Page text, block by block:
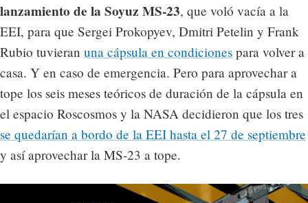
lanzamiento de la Soyuz MS-23, que voló vacía a la
EEI, para que Sergei Prokopyev, Dmitri Petelin y Frank
Rubio tuvieran una cápsula en condiciones para volver a
casa. Y en caso de emergencia. Pero para aprovechar a
tope los seis meses teóricos de duración de la cápsula en
el espacio Roscosmos y la NASA decidieron que los tres
se quedarían a bordo de la EEI hasta el 27 de septiembre
y así aprovechar la MS-23 a tope.